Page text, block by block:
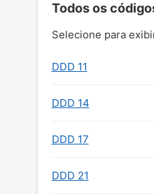
Todos os
Selecione para
DDD 11
DDD 14
DDD 17
DDD 21